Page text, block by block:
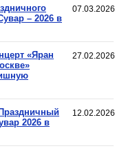
07.03.2026
– 2026 в
27.02.2026
«Яран
12.02.2026
2026 в